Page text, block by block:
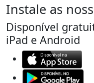
Instale as
Disponível
iPad e Android